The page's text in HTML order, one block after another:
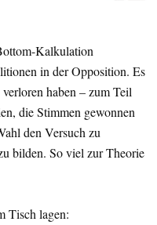
Kalkulation
in der Opposition. Es
haben – zum Teil
die Stimmen gewonnen
den Versuch zu
bilden. So viel zur Theorie
Tisch lagen: